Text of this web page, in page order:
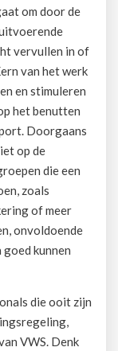
om door de
vervullen in of
van het werk
en stimuleren
het benutten
Doorgaans
op de
die een
zoals
of meer
onvoldoende
kunnen
die ooit zijn
VWS. Denk